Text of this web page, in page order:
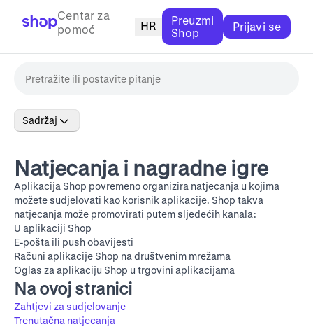
Centar za
pomoć
HR
Preuzmi
Shop
Prijavi se
Sadržaj
Natjecanja i nagradne igre
Aplikacija Shop povremeno organizira natjecanja u kojima
možete sudjelovati kao korisnik aplikacije. Shop takva
natjecanja može promovirati putem sljedećih kanala:
U aplikaciji Shop
E-pošta ili push obavijesti
Računi aplikacije Shop na društvenim mrežama
Oglas za aplikaciju Shop u trgovini aplikacijama
Na ovoj stranici
Zahtjevi za sudjelovanje
Trenutačna natjecanja